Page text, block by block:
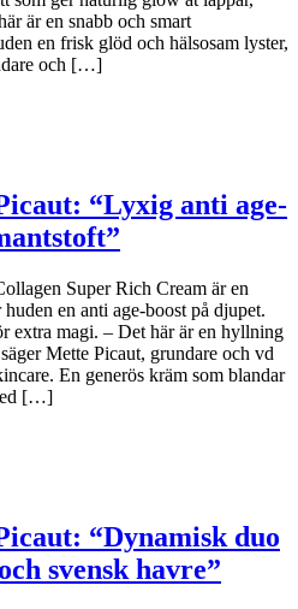
är en snabb och smart
en frisk glöd och hälsosam lyster,
och […]
“Lyxig anti age-
Super Rich Cream är en
en anti age-boost på djupet.
extra magi. – Det här är en hyllning
Mette Picaut, grundare och vd
En generös kräm som blandar
[…]
“Dynamisk duo
svensk havre”